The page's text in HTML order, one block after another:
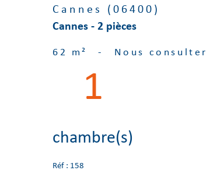
Cannes (06400)
Cannes - 2 pièces
62 m² - Nous consulter
1
chambre(s)
Réf : 158